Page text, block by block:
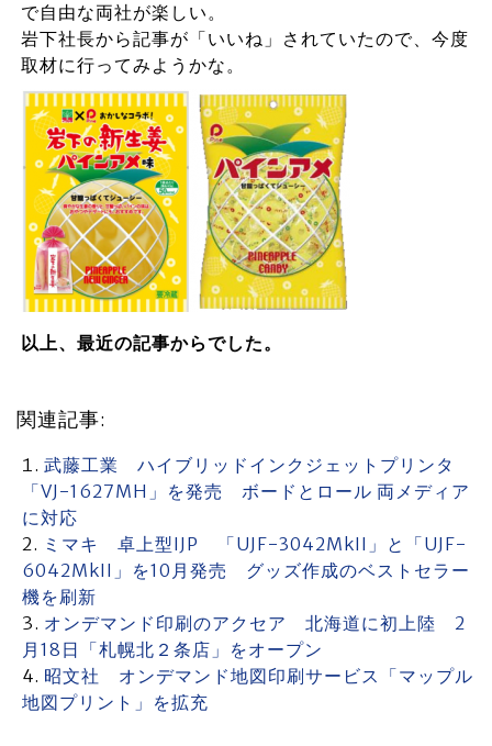
で自由な両社が楽しい。
岩下社長から記事が「いいね」されていたので、今度
取材に行ってみようかな。
以上、最近の記事からでした。
関連記事:
武藤工業 ハイブリッドインクジェットプリンタ
「VJ-1627MH」を発売 ボードとロール 両メディア
に対応
ミマキ 卓上型IJP 「UJF-3042MkII」と「UJF-
6042MkII」を10月発売 グッズ作成のベストセラー
機を刷新
オンデマンド印刷のアクセア 北海道に初上陸 2
月18日「札幌北２条店」をオープン
昭文社 オンデマンド地図印刷サービス「マップル
地図プリント」を拡充